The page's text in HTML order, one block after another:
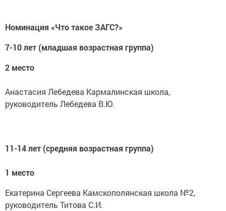
Номинация «Что такое ЗАГС?»
7-10 лет (младшая возрастная группа)
2 место
Анастасия Лебедева Кармалинская школа,
руководитель Лебедева В.Ю.
11-14 лет (средняя возрастная группа)
1 место
Екатерина Сергеева Камскополянская школа №2,
руководитель Титова С.И.